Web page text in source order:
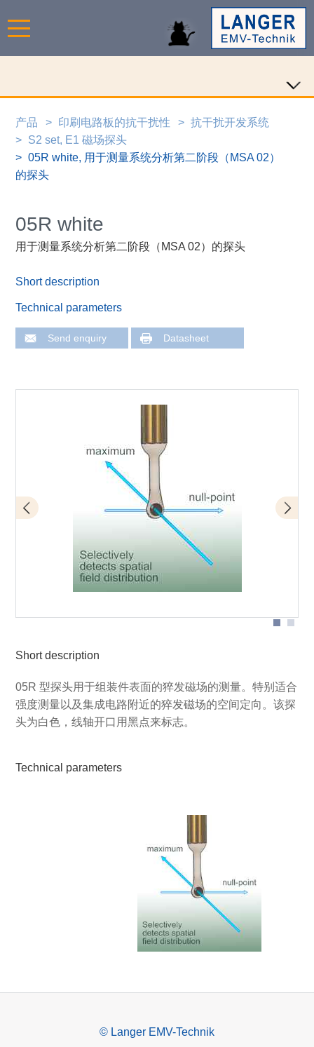
产品 印刷电路板的抗干扰性
抗干扰开发系统
S2 set, E1 磁场探头
05R white, 用于测量系统分析第二阶段（MSA 02）
的探头
05R white
用于测量系统分析第二阶段（MSA 02）的探头
Short description
Technical parameters
Send enquiry Datasheet
Application 05R
Short description
05R 型探头用于组装件表面的猝发磁场的测量。特别适合
强度测量以及集成电路附近的猝发磁场的空间定向。该探
头为白色，线轴开口用黑点来标志。
Technical parameters
© Langer EMV-Technik